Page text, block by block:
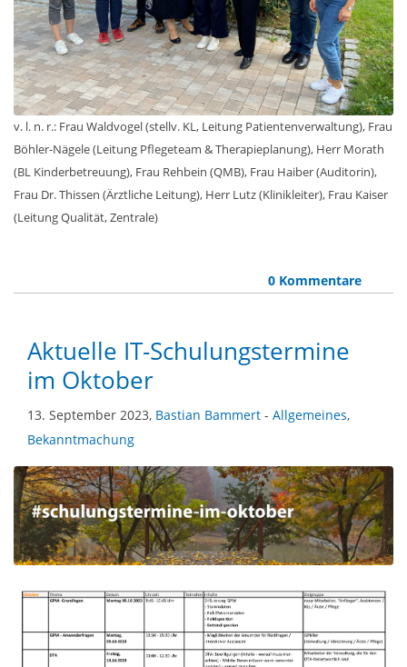
v. l. n. r.: Frau Waldvogel (stellv. KL, Leitung Patientenverwaltung), Frau
Böhler-Nägele (Leitung Pflegeteam & Therapieplanung), Herr Morath
(BL Kinderbetreuung), Frau Rehbein (QMB), Frau Haiber (Auditorin),
Frau Dr. Thissen (Ärztliche Leitung), Herr Lutz (Klinikleiter), Frau Kaiser
(Leitung Qualität, Zentrale)
0 Kommentare
Aktuelle IT-Schulungstermine
im Oktober
13. September 2023, Bastian Bammert - Allgemeines,
Bekanntmachung